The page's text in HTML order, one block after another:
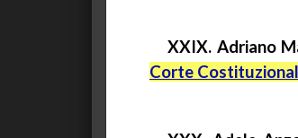
XXIX. Adriano
Corte